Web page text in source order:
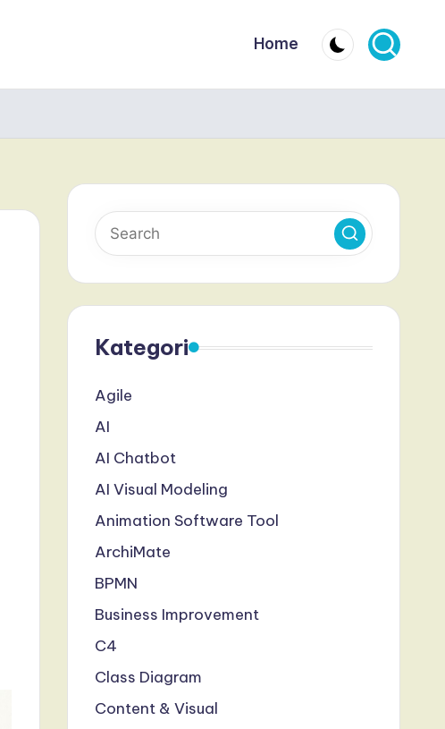
Home
Kategori
Agile
AI
AI Chatbot
AI Visual Modeling
Animation Software Tool
ArchiMate
BPMN
Business Improvement
C4
Class Diagram
Content & Visual